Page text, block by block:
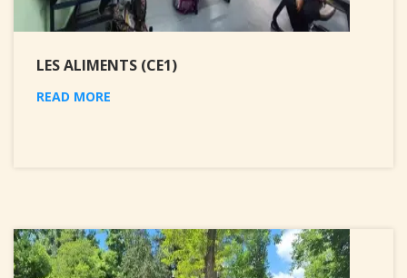
LES ALIMENTS (CE1)
READ MORE